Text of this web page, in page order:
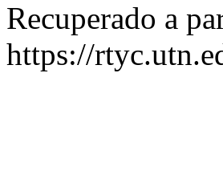
Recuperado a
https://